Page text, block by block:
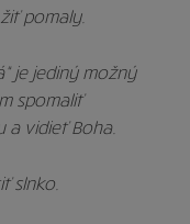
pomaly.
je jediný možný
spomaliť
vidieť Boha.
slnko.